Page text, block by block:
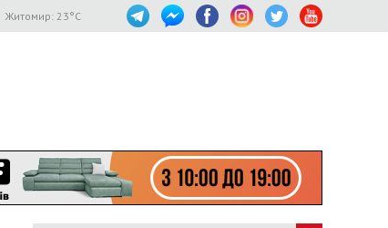
Житомир: 23°C